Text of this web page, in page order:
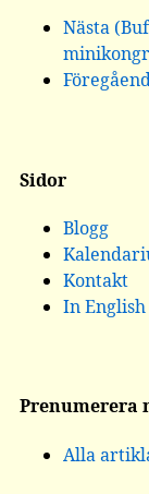
Nästa
Sidor
Blogg
Kontakt
In English
Prenumerera
Alla